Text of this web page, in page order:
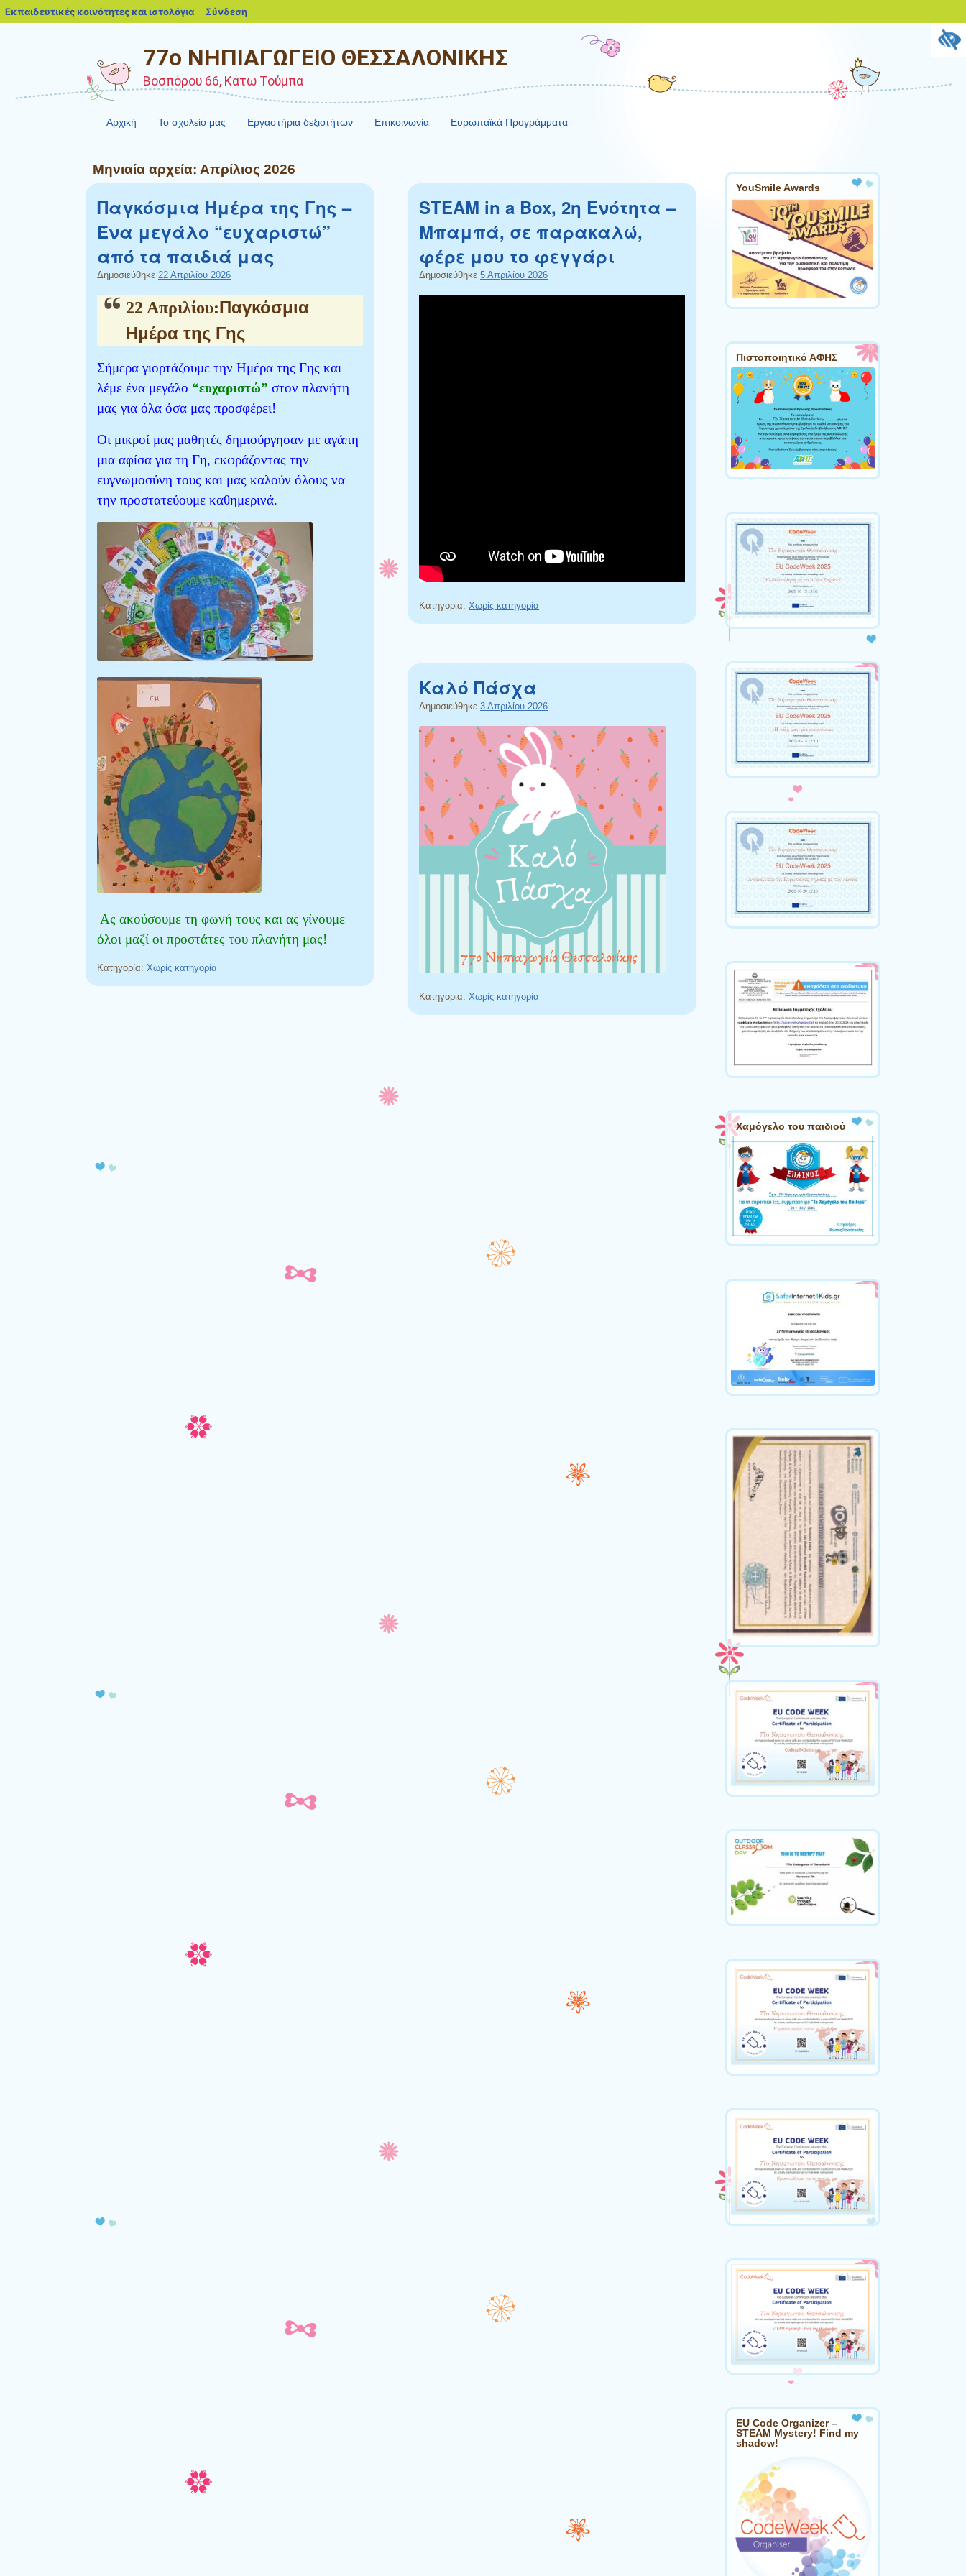
77ο ΝΗΠΙΑΓΩΓΕΙΟ ΘΕΣΣΑΛΟΝΙΚΗΣ
Βοσπόρου 66, Κάτω Τούμπα
Αρχική Το σχολείο μας Εργαστήρια δεξιοτήτων Επικοινωνία Ευρωπαϊκά Προγράμματα
Μηνιαία αρχεία: Απρίλιος 2026
Παγκόσμια Ημέρα της Γης –
Ένα μεγάλο “ευχαριστώ”
από τα παιδιά μας
Δημοσιεύθηκε 22 Απριλίου 2026
22 Απριλίου:Παγκόσμια
Ημέρα της Γης
Σήμερα γιορτάζουμε την Ημέρα της Γης και
λέμε ένα μεγάλο “ευχαριστώ” στον πλανήτη
μας για όλα όσα μας προσφέρει!
Οι μικροί μας μαθητές δημιούργησαν με αγάπη
μια αφίσα για τη Γη, εκφράζοντας την
ευγνωμοσύνη τους και μας καλούν όλους να
την προστατεύουμε καθημερινά.
Ας ακούσουμε τη φωνή τους και ας γίνουμε
όλοι μαζί οι προστάτες του πλανήτη μας!
Κατηγορία: Χωρίς κατηγορία
STEAM in a Box, 2η Ενότητα –
Μπαμπά, σε παρακαλώ,
φέρε μου το φεγγάρι
Δημοσιεύθηκε 5 Απριλίου 2026
Κατηγορία: Χωρίς κατηγορία
Καλό Πάσχα
Δημοσιεύθηκε 3 Απριλίου 2026
Κατηγορία: Χωρίς κατηγορία
YouSmile Awards
Πιστοποιητικό ΑΦΗΣ
Χαμόγελο του παιδιού
EU Code Organizer –
STEAM Mystery! Find my
shadow!
Εκπαιδευτικές κοινότητες και ιστολόγια blogs.sch.gr
Σύνδεση